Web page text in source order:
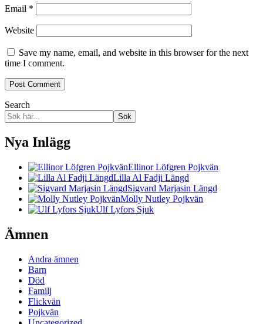
Email *
Website
Save my name, email, and website in this browser for the next
time I comment.
Search
Sök
Nya Inlägg
Ellinor Löfgren Pojkvän
Lilla Al Fadji Längd
Sigvard Marjasin Längd
Molly Nutley Pojkvän
Ulf Lyfors Sjuk
Ämnen
Andra ämnen
Barn
Död
Familj
Flickvän
Pojkvän